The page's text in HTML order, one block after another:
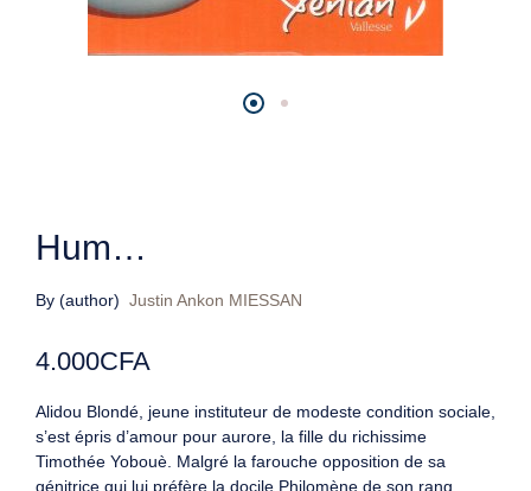
Hum…
By (author) Justin Ankon MIESSAN
4.000CFA
Alidou Blondé, jeune instituteur de modeste condition sociale,
s’est épris d’amour pour aurore, la fille du richissime
Timothée Yobouè. Malgré la farouche opposition de sa
génitrice qui lui préfère la docile Philomène de son rang